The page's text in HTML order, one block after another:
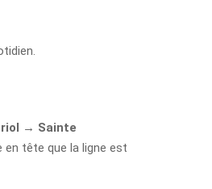
→ Sainte
en tête que la ligne est